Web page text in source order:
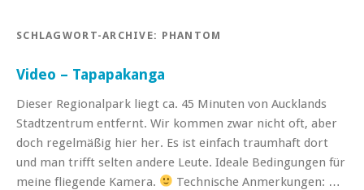
SCHLAGWORT-ARCHIVE: PHANTOM
Video – Tapapakanga
Dieser Regionalpark liegt ca. 45 Minuten von Aucklands
Stadtzentrum entfernt. Wir kommen zwar nicht oft, aber
doch regelmäßig hier her. Es ist einfach traumhaft dort
und man trifft selten andere Leute. Ideale Bedingungen für
meine fliegende Kamera.
Technische Anmerkungen: …